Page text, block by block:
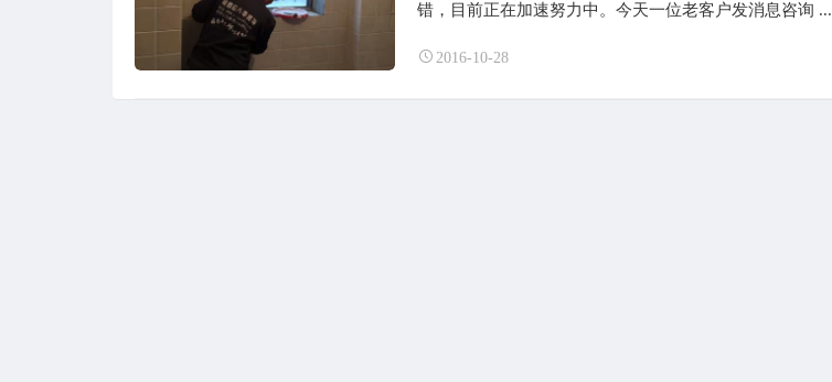
错，目前正在加速努力中。今天一位老客户发消息咨询 ...
2016-10-28